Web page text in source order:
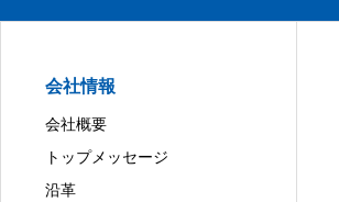
会社情報
会社概要
トップメッセージ
沿革